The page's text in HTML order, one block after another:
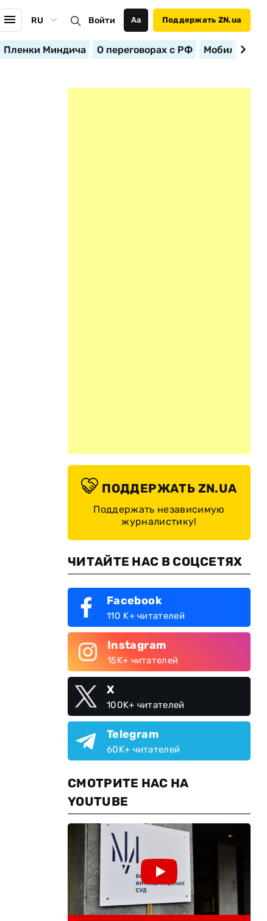
RU Войти Аа Поддержать ZN.ua
Пленки Миндича О переговорах с РФ
ПОДДЕРЖАТЬ ZN.UA
Поддержать независимую
журналистику!
ЧИТАЙТЕ НАС В СОЦСЕТЯХ
Facebook
110 K+ читателей
Instagram
15K+ читателей
X
100K+ читателей
Telegram
60K+ читателей
СМОТРИТЕ НАС НА
YOUTUBE